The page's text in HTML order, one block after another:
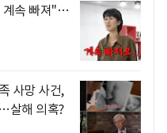
계속 빠져"…
사망 사건,
살해 의혹?